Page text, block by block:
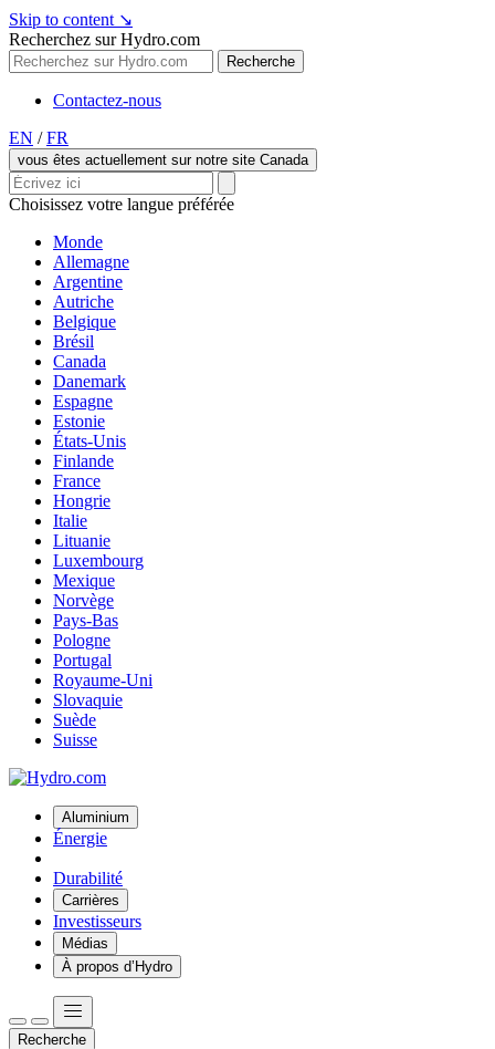
Skip to content ↘
Recherchez sur Hydro.com
Recherche
Contactez-nous
EN / FR
vous êtes actuellement sur notre site Canada
Choisissez votre langue préférée
Monde
Allemagne
Argentine
Autriche
Belgique
Brésil
Canada
Danemark
Espagne
Estonie
États-Unis
Finlande
France
Hongrie
Italie
Lituanie
Luxembourg
Mexique
Norvège
Pays-Bas
Pologne
Portugal
Royaume-Uni
Slovaquie
Suède
Suisse
Aluminium
Énergie
Durabilité
Carrières
Investisseurs
Médias
À propos d’Hydro
Recherche